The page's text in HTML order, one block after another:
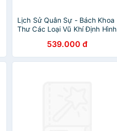
Lịch Sử Quân Sự - Bách Khoa
Thư Các Loại Vũ Khí Định Hình
539.000 đ